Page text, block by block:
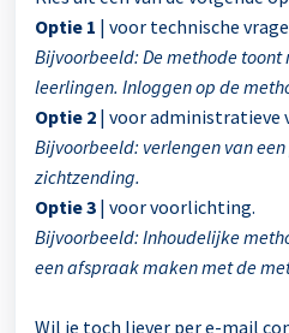
Optie 1 | voor technische
Bijvoorbeeld: De methode
leerlingen. Inloggen op de
Optie 2 | voor administratieve
Bijvoorbeeld: verlengen van
zichtzending.
Optie 3 | voor voorlichting.
Bijvoorbeeld: Inhoudelijke
een afspraak maken met de
Wil je toch liever per e-mail